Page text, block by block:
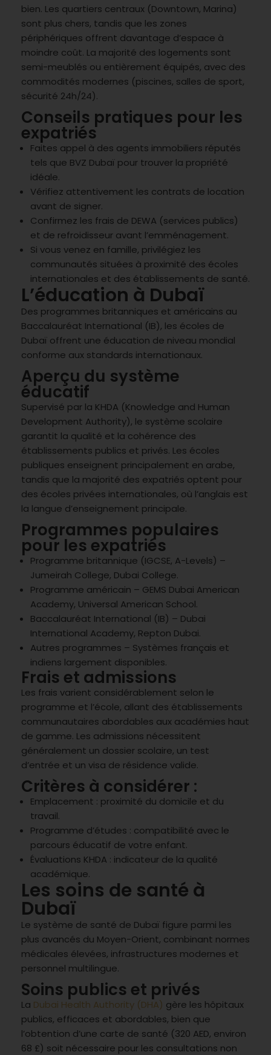
bien. Les quartiers centraux (Downtown, Marina)
sont plus chers, tandis que les zones
périphériques offrent davantage d’espace à
moindre coût. La majorité des logements sont
semi-meublés ou entièrement équipés, avec des
commodités modernes (piscines, salles de sport,
sécurité 24h/24).
Conseils pratiques pour les
expatriés
Faites appel à des agents immobiliers réputés
tels que BVZ Dubaï pour trouver la propriété
idéale.
Vérifiez attentivement les contrats de location
avant de signer.
Confirmez les frais de DEWA (services publics)
et de refroidisseur avant l’emménagement.
Si vous venez en famille, privilégiez les
communautés situées à proximité des écoles
internationales et des établissements de santé.
L’éducation à Dubaï
Des programmes britanniques et américains au
Baccalauréat International (IB), les écoles de
Dubaï offrent une éducation de niveau mondial
conforme aux standards internationaux.
Aperçu du système
éducatif
Supervisé par la KHDA (Knowledge and Human
Development Authority), le système scolaire
garantit la qualité et la cohérence des
établissements publics et privés. Les écoles
publiques enseignent principalement en arabe,
tandis que la majorité des expatriés optent pour
des écoles privées internationales, où l’anglais est
la langue d’enseignement principale.
Programmes populaires
pour les expatriés
Programme britannique (IGCSE, A-Levels) –
Jumeirah College, Dubai College.
Programme américain – GEMS Dubai American
Academy, Universal American School.
Baccalauréat International (IB) – Dubai
International Academy, Repton Dubai.
Autres programmes – Systèmes français et
indiens largement disponibles.
Frais et admissions
Les frais varient considérablement selon le
programme et l’école, allant des établissements
communautaires abordables aux académies haut
de gamme. Les admissions nécessitent
généralement un dossier scolaire, un test
d’entrée et un visa de résidence valide.
Critères à considérer :
Emplacement : proximité du domicile et du
travail.
Programme d’études : compatibilité avec le
parcours éducatif de votre enfant.
Évaluations KHDA : indicateur de la qualité
académique.
Les soins de santé à
Dubaï
Le système de santé de Dubaï figure parmi les
plus avancés du Moyen-Orient, combinant normes
médicales élevées, infrastructures modernes et
personnel multilingue.
Soins publics et privés
La Dubai Health Authority (DHA) gère les hôpitaux
publics, efficaces et abordables, bien que
l’obtention d’une carte de santé (320 AED, environ
68 £) soit nécessaire pour les consultations non